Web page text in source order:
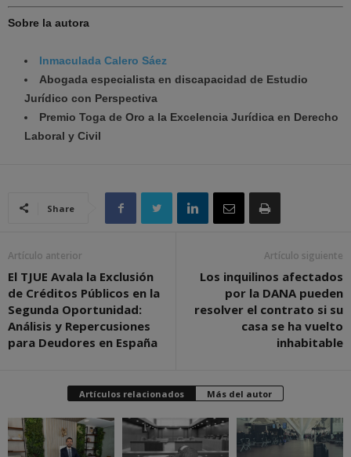
Sobre la autora
Inmaculada Calero Sáez
Abogada especialista en discapacidad de Estudio
Jurídico con Perspectiva
Premio Toga de Oro a la Excelencia Jurídica en Derecho
Laboral y Civil
Share
Artículo anterior
El TJUE Avala la Exclusión
de Créditos Públicos en la
Segunda Oportunidad:
Análisis y Repercusiones
para Deudores en España
Artículo siguiente
Los inquilinos afectados
por la DANA pueden
resolver el contrato si su
casa se ha vuelto
inhabitable
Artículos relacionados Más del autor